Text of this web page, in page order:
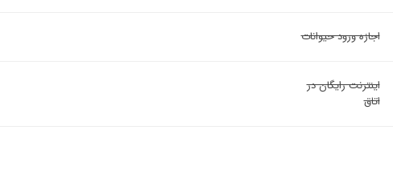
اجازه ورود حیوانات
اینترنت رایگان در
اتاق